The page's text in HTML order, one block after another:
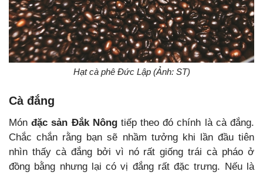
Hạt cà phê Đức Lập (Ảnh: ST)
Cà đắng
Mónđặc sản Đắk Nôngtiếp theo đó chính là cà đắng.
Chắc chắn rằng bạn sẽ nhầm tưởng khi lần đầu tiên
nhìn thấy cà đắng bởi vì nó rất giống trái cà pháo ở
đồng bằng nhưng lại có vị đắng rất đặc trưng. Nếu là